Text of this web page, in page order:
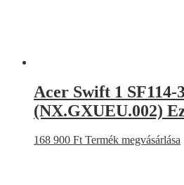
Acer Swift 1 SF114-
(NX.GXUEU.002)
168 900 Ft Termék megvásárlása